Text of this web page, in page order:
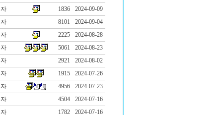
1836
2024-09-09
8101
2024-09-04
2225
2024-08-28
5061
2024-08-23
2921
2024-08-02
1915
2024-07-26
4956
2024-07-23
4504
2024-07-16
1782
2024-07-16